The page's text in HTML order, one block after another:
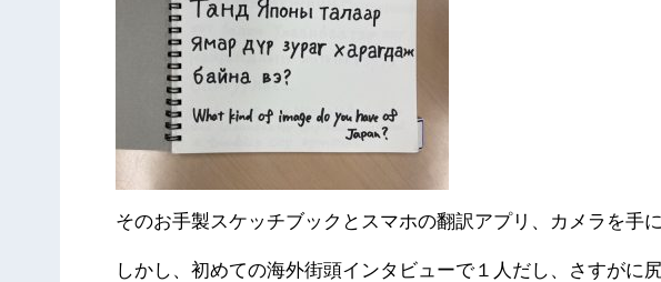
そのお手製スケッチブックとスマホの翻訳アプリ、カメラを手
しかし、初めての海外街頭インタビューで１人だし、さすが